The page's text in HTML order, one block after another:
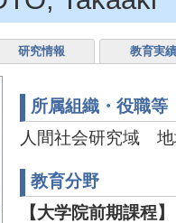
研究情報 教育実績
所属組織・役職等
人間社会研究域
教育分野
【大学院前期課程】